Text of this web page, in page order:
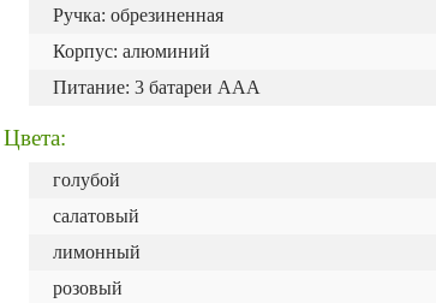
Ручка: обрезиненная
Корпус: алюминий
Питание: 3 батареи AAA
Цвета:
голубой
салатовый
лимонный
розовый